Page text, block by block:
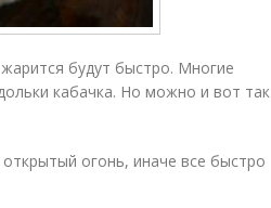
будут быстро. Многие
кабачка. Но можно и вот так
огонь, иначе все быстро